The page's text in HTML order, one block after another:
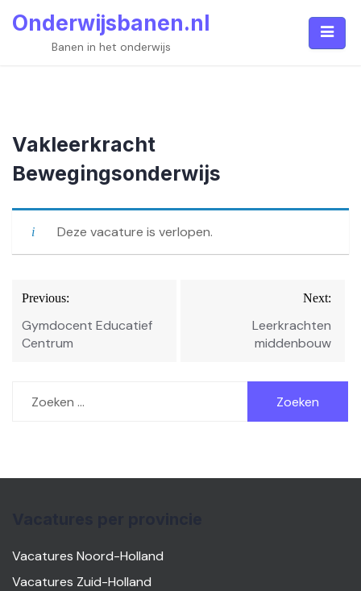
Onderwijsbanen.nl
Banen in het onderwijs
Vakleerkracht
Bewegingsonderwijs
Deze vacature is verlopen.
Bericht
navigatie
Previous:
Gymdocent Educatief
Centrum
Next:
Leerkrachten
middenbouw
naar:
Vacatures Noord-Holland
Vacatures Zuid-Holland